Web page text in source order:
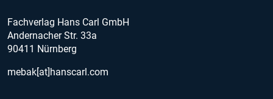
Fachverlag Hans Carl GmbH
Andernacher Str. 33a
90411 Nürnberg
mebak[at]hanscarl.com